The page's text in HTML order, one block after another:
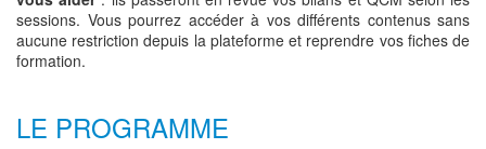
sessions. Vous pourrez accéder à vos différents contenus sans
aucune restriction depuis la plateforme et reprendre vos fiches de
formation.
LE PROGRAMME